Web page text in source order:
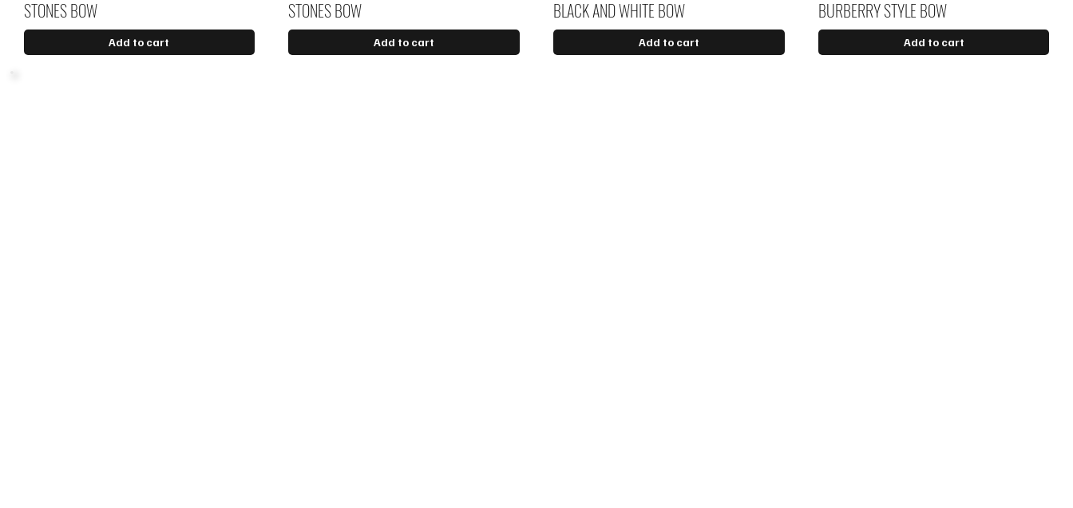
STONES BOW
Add to cart
STONES BOW
Add to cart
BLACK AND WHITE BOW
Add to cart
BURBERRY STYLE BOW
Add to cart